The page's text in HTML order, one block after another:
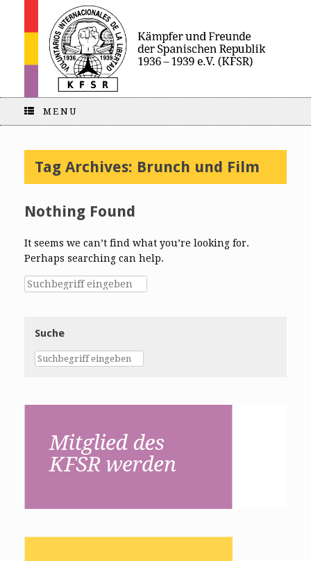
MENU
Tag Archives: Brunch und Film
Nothing Found
It seems we can’t find what you’re looking for.
Perhaps searching can help.
Suche